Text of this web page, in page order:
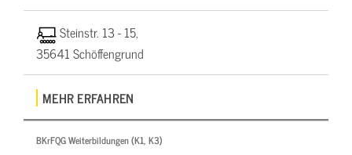
Steinstr. 13 - 15,
35641 Schöffengrund
MEHR ERFAHREN
BKrFQG Weiterbildungen (K1, K3)